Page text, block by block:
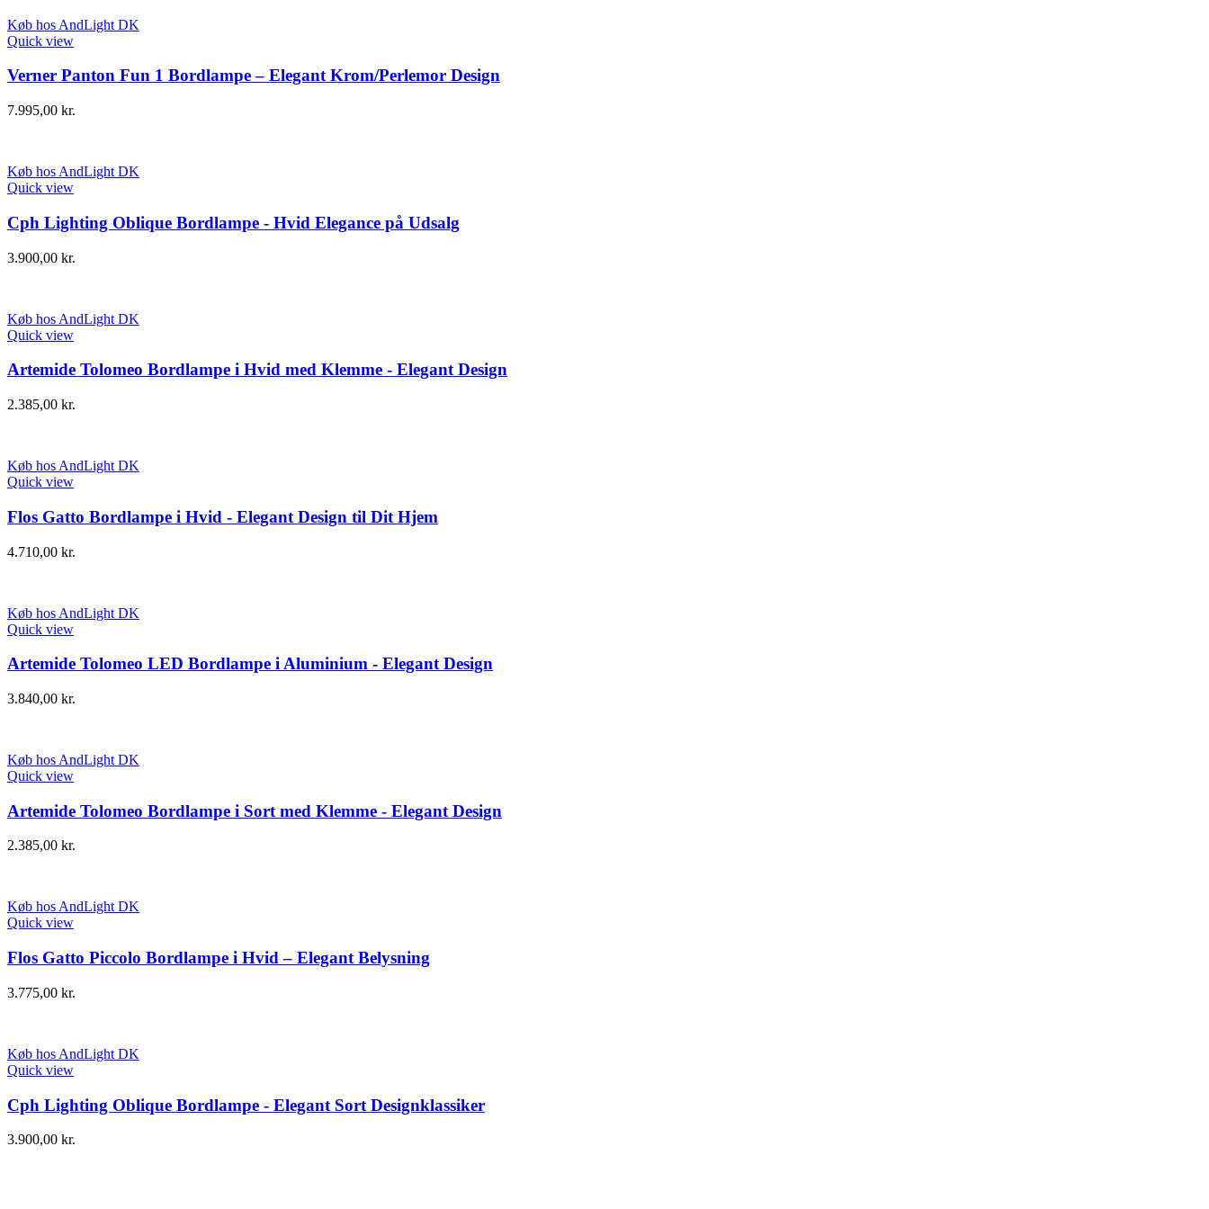
Køb hos AndLight DK
Quick view
Verner Panton Fun 1 Bordlampe – Elegant Krom/Perlemor Design
7.995,00 kr.
Køb hos AndLight DK
Quick view
Cph Lighting Oblique Bordlampe - Hvid Elegance på Udsalg
3.900,00 kr.
Køb hos AndLight DK
Quick view
Artemide Tolomeo Bordlampe i Hvid med Klemme - Elegant Design
2.385,00 kr.
Køb hos AndLight DK
Quick view
Flos Gatto Bordlampe i Hvid - Elegant Design til Dit Hjem
4.710,00 kr.
Køb hos AndLight DK
Quick view
Artemide Tolomeo LED Bordlampe i Aluminium - Elegant Design
3.840,00 kr.
Køb hos AndLight DK
Quick view
Artemide Tolomeo Bordlampe i Sort med Klemme - Elegant Design
2.385,00 kr.
Køb hos AndLight DK
Quick view
Flos Gatto Piccolo Bordlampe i Hvid – Elegant Belysning
3.775,00 kr.
Køb hos AndLight DK
Quick view
Cph Lighting Oblique Bordlampe - Elegant Sort Designklassiker
3.900,00 kr.